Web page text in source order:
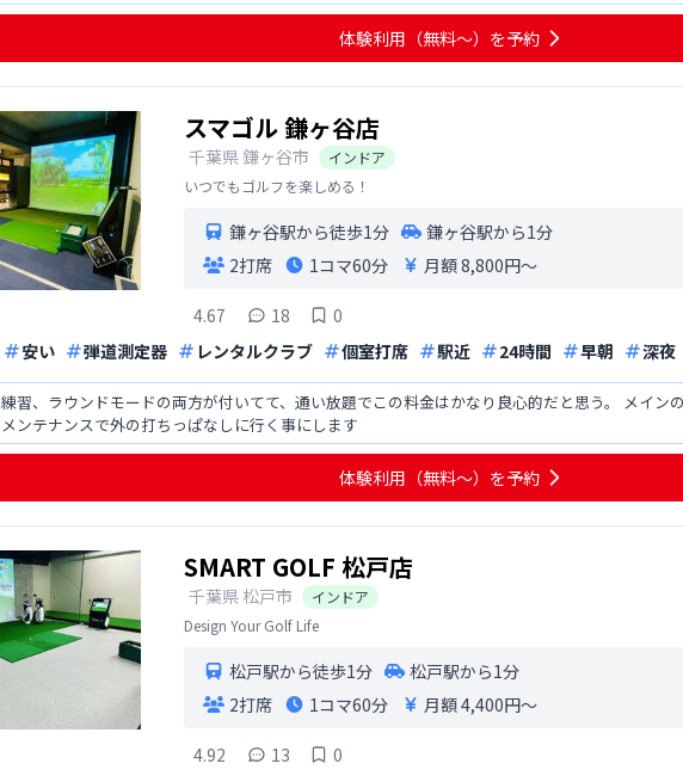
体験利用（無料〜）を予約
スマゴル 鎌ヶ谷店
千葉県 鎌ヶ谷市
インドア
いつでもゴルフを楽しめる！
鎌ヶ谷駅から徒歩1分
鎌ヶ谷駅から1分
2打席
1コマ60分 月額 8,800円〜
4.67 18
0
安い 弾道測定器 レンタルクラブ 個室打席 駅近 24時間 早朝 深夜
練習、ラウンドモードの両方が付いてて、通い放題でこの料金はかなり良心的だと思う。 メイン
メンテナンスで外の打ちっぱなしに行く事にします
体験利用（無料〜）を予約
SMART GOLF 松戸店
千葉県松戸市
インドア
Design Your Golf Life
松戸駅から徒歩1分
松戸駅から1分
2打席
1コマ60分 月額 4,400円〜
4.92 13
0